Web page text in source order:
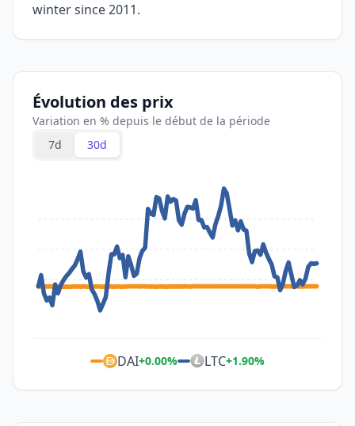
winter since 2011.
Évolution des prix
Variation en % depuis le début de la période
7d
30d
DAI+0.00% LTC+1.90%